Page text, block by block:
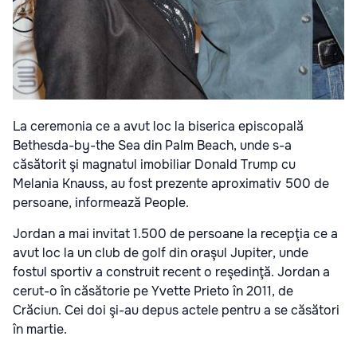
La ceremonia ce a avut loc la biserica episcopală
Bethesda-by-the Sea din Palm Beach, unde s-a
căsătorit şi magnatul imobiliar Donald Trump cu
Melania Knauss, au fost prezente aproximativ 500 de
persoane, informează People.
Jordan a mai invitat 1.500 de persoane la recepţia ce a
avut loc la un club de golf din oraşul Jupiter, unde
fostul sportiv a construit recent o reşedinţă. Jordan a
cerut-o în căsătorie pe Yvette Prieto în 2011, de
Crăciun. Cei doi şi-au depus actele pentru a se căsători
în martie.